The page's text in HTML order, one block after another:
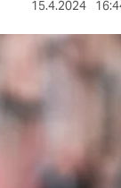
15.4.2024